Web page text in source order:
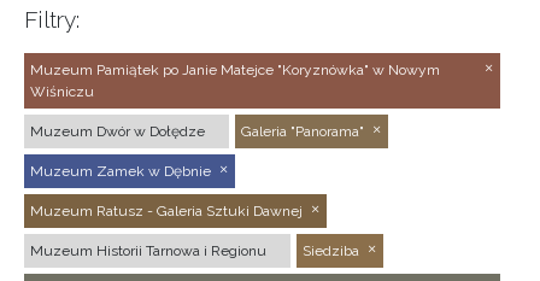
Filtry:
Muzeum Pamiątek po Janie Matejce "Koryznówka" w Nowym
Wiśniczu
Muzeum Dwór w Dołędze Galeria "Panorama"
Muzeum Zamek w Dębnie
Muzeum Ratusz - Galeria Sztuki Dawnej
Muzeum Historii Tarnowa i Regionu Siedziba